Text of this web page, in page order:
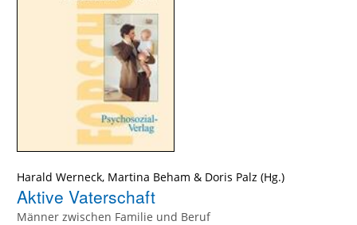
Harald Werneck, Martina Beham & Doris Palz
Aktive Vaterschaft
Männer zwischen Familie und Beruf